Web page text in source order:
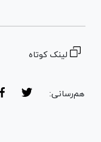
لینک کوتاه
هم‌رسانی: